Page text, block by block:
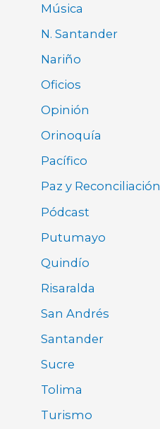
Música
N. Santander
Nariño
Oficios
Opinión
Orinoquía
Pacífico
Paz y Reconciliación
Pódcast
Putumayo
Quindío
Risaralda
San Andrés
Santander
Sucre
Tolima
Turismo